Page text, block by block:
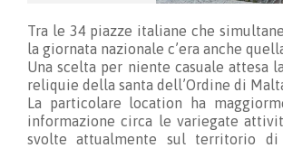
Tra le 34 piazze italiane che
la giornata nazionale c’era anche
Una scelta per niente casuale attesa
reliquie della santa dell’Ordine di
La particolare location ha
informazione circa le variegate
svolte attualmente sul territorio di